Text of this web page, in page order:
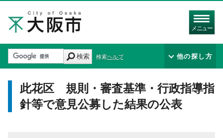
メニュー
検索 検索ヘルプ 他の探し方
此花区 規則・審査基準・行政指導指
針等で意見公募した結果の公表